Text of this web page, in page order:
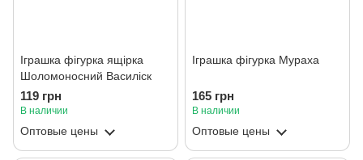
Іграшка фігурка ящірка
Шоломоносний Василіск
119 грн
В наличии
Оптовые цены
Іграшка фігурка Мураха
165 грн
В наличии
Оптовые цены